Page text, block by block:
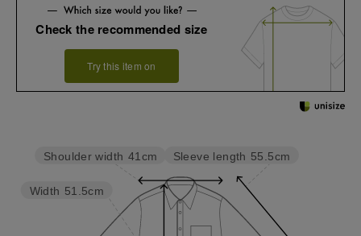
Check the recommended size
Try this item on
Sleeve length 55.5cm
Width 51.5cm
Shoulder width 41cm